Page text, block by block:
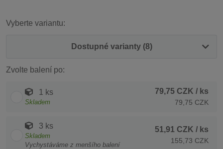
Vyberte variantu:
Dostupné varianty (8)
Zvolte balení po:
1 ks
Skladem
79,75 CZK / ks
79,75 CZK
3 ks
Skladem
Vychystáváme z menšího balení
51,91 CZK / ks
155,73 CZK